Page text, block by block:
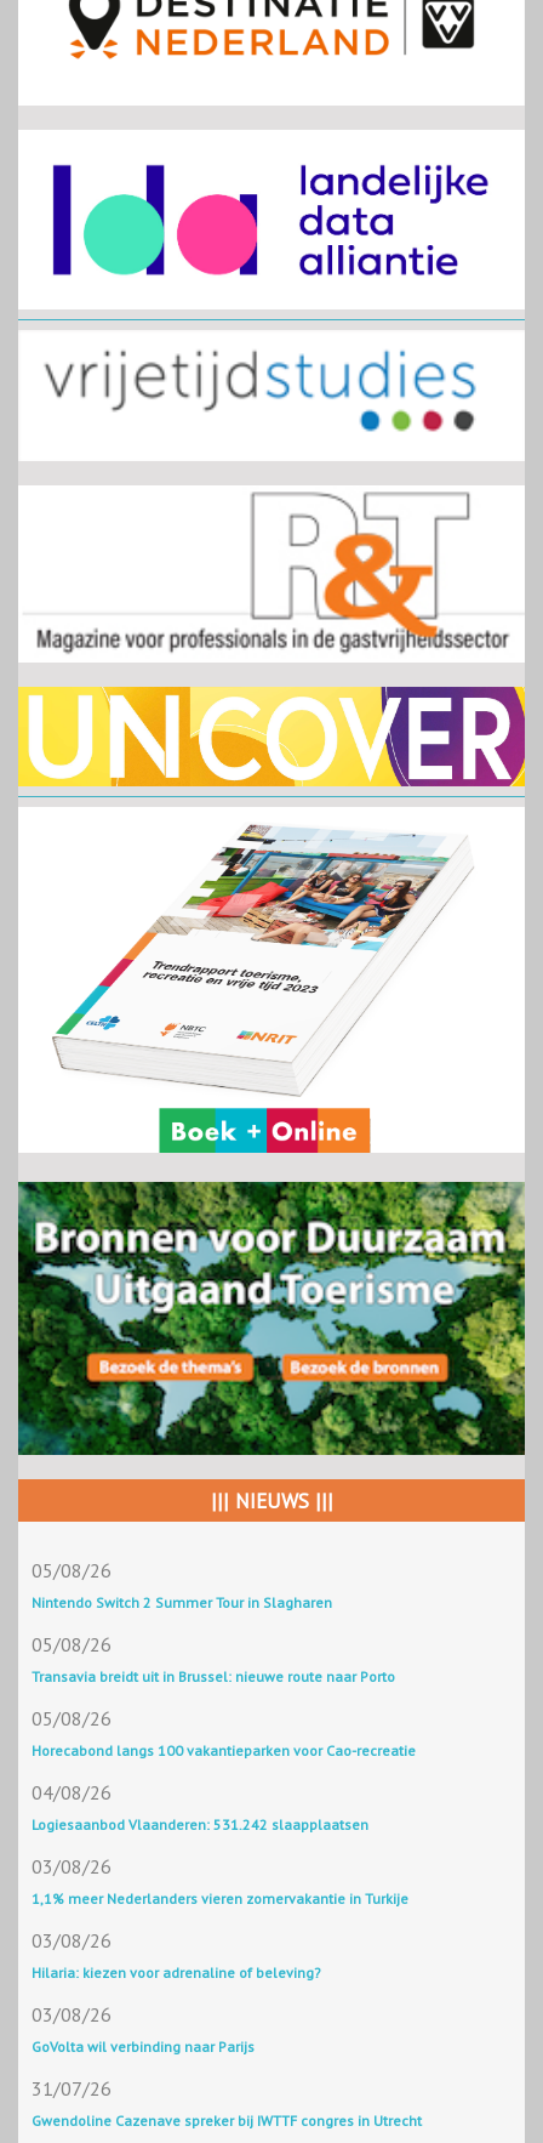
||| NIEUWS |||
05/08/26
Nintendo Switch 2 Summer Tour in Slagharen
05/08/26
Transavia breidt uit in Brussel: nieuwe route naar Porto
05/08/26
Horecabond langs 100 vakantieparken voor Cao-recreatie
04/08/26
Logiesaanbod Vlaanderen: 531.242 slaapplaatsen
03/08/26
1,1% meer Nederlanders vieren zomervakantie in Turkije
03/08/26
Hilaria: kiezen voor adrenaline of beleving?
03/08/26
GoVolta wil verbinding naar Parijs
31/07/26
Gwendoline Cazenave spreker bij IWTTF congres in Utrecht